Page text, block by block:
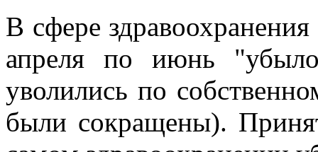
В сфере
апреля по июнь
уволились по
были сокращены).